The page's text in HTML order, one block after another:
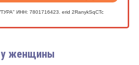
ИНН: 7801716423. erid 2RanykSqCTc
у женщины